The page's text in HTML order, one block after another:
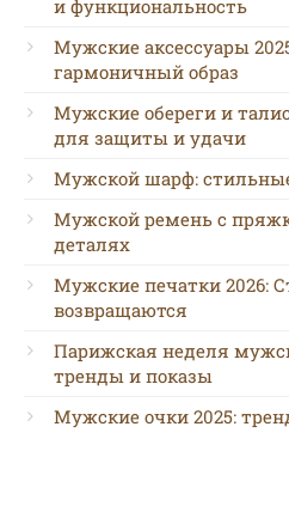
и функциональность
Мужские аксессуары
гармоничный образ
Мужские обереги и
для защиты и удачи
Мужской шарф: стильные
Мужской ремень с
деталях
Мужские печатки 2026:
возвращаются
Парижская неделя
тренды и показы
Мужские очки 2025: